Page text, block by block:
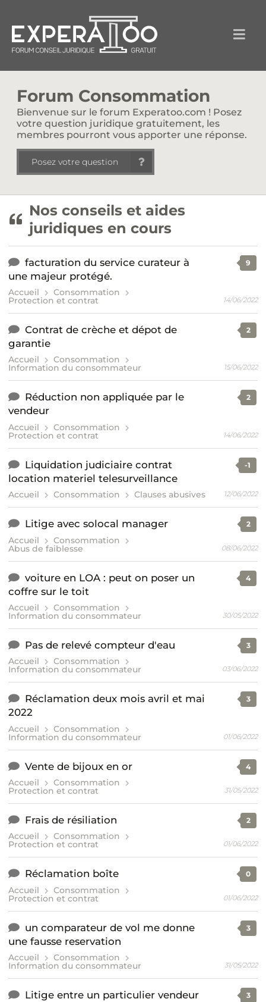
Forum Consommation
Bienvenue sur le forum Experatoo.com ! Posez
votre question juridique gratuitement, les
membres pourront vous apporter une réponse.
Posez votre question
Nos conseils et aides
juridiques en cours
facturation du service curateur à
une majeur protégé.
Accueil Consommation
Protection et contrat
9
14/06/2022
Contrat de crèche et dépot de
garantie
Accueil Consommation
Information du consommateur
2
15/06/2022
Réduction non appliquée par le
vendeur
Accueil Consommation
Protection et contrat
2
14/06/2022
Liquidation judiciaire contrat
location materiel telesurveillance
Accueil Consommation Clauses abusives
-1
12/06/2022
Litige avec solocal manager
Accueil Consommation
Abus de faiblesse
2
08/06/2022
voiture en LOA : peut on poser un
coffre sur le toit
Accueil Consommation
Information du consommateur
4
30/05/2022
Pas de relevé compteur d'eau
Accueil Consommation
Information du consommateur
3
03/06/2022
Réclamation deux mois avril et mai
2022
Accueil Consommation
Information du consommateur
3
01/06/2022
Vente de bijoux en or
Accueil Consommation
Protection et contrat
4
31/05/2022
Frais de résiliation
Accueil Consommation
Protection et contrat
2
01/06/2022
Réclamation boîte
Accueil Consommation
Protection et contrat
0
01/06/2022
un comparateur de vol me donne
une fausse reservation
Accueil Consommation
Information du consommateur
3
31/05/2022
Litige entre un particulier vendeur
3